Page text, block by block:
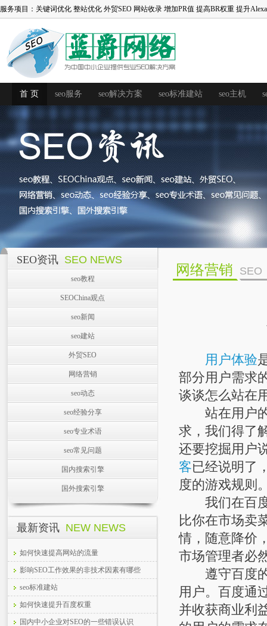
服务项目： 关键词优化 整站优化 外贸SEO 网站收录 增加PR值 提高BR权重 提升
首 页 seo服务 seo解决方案 seo标准建站 seo主机
SEO资讯 SEO NEWS
seo教程
SEOChina观点
seo新闻
seo建站
外贸SEO
网络营销
seo动态
seo经验分享
seo专业术语
seo常见问题
国内搜索引擎
国外搜索引擎
最新资讯 NEW NEWS
如何快速提高网站的流量
影响SEO工作效果的非技术因素有哪些
seo标准建站
如何快速提升百度权重
国内中小企业对SEO的一些错误认识
网络营销 SEO
用户体验
部分用户需求
谈谈怎么站在
站在用户
求，我们得了
还要挖掘用户
客已经说明了
度的游戏规则
我们在百度
比你在市场卖
情，随意降价
市场管理者必
遵守百度的
用户。百度通
并收获商业利